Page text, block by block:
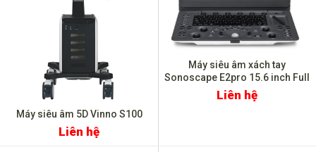
Máy siêu âm 5D Vinno S100
Liên hệ
Máy siêu âm xách tay
Sonoscape E2pro 15.6 inch Full
HD, FDA Mỹ
Liên hệ